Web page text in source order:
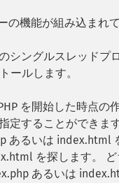
の機能が組み込まれて
シングルスレッドプ
ールします。
を開始した時点
定することができま
あるいは index.html
を探します。
あるいは